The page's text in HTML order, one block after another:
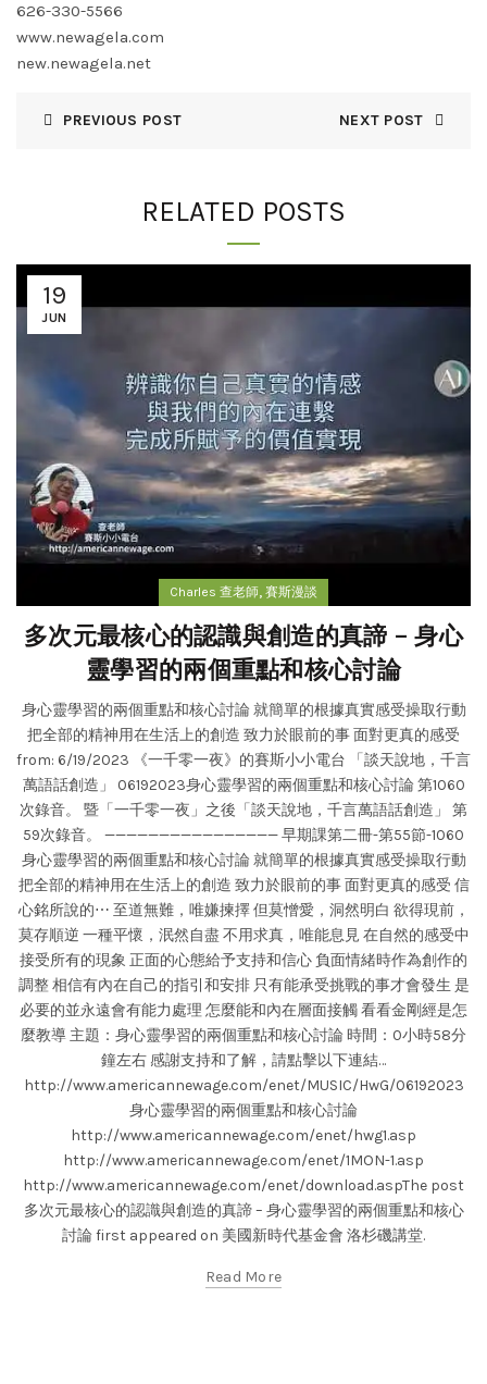
626-330-5566
www.newagela.com
new.newagela.net
PREVIOUS POST NEXT POST
RELATED POSTS
19
JUN
Charles 查老師, 賽斯漫談
多次元最核心的認識與創造的真諦 – 身心
靈學習的兩個重點和核心討論
身心靈學習的兩個重點和核心討論 就簡單的根據真實感受操取行動
把全部的精神用在生活上的創造 致力於眼前的事 面對更真的感受
from: 6/19/2023 《一千零一夜》的賽斯小小電台 「談天說地，千言
萬語話創造」 06192023身心靈學習的兩個重點和核心討論 第1060
次錄音。 暨「一千零一夜」之後「談天說地，千言萬語話創造」 第
59次錄音。 ———————————————— 早期課第二冊-第55節-1060
身心靈學習的兩個重點和核心討論 就簡單的根據真實感受操取行動
把全部的精神用在生活上的創造 致力於眼前的事 面對更真的感受 信
心銘所說的⋯ 至道無難，唯嫌揀擇 但莫憎愛，洞然明白 欲得現前，
莫存順逆 一種平懷，泯然自盡 不用求真，唯能息見 在自然的感受中
接受所有的現象 正面的心態給予支持和信心 負面情緒時作為創作的
調整 相信有內在自己的指引和安排 只有能承受挑戰的事才會發生 是
必要的並永遠會有能力處理 怎麼能和內在層面接觸 看看金剛經是怎
麼教導 主題：身心靈學習的兩個重點和核心討論 時間：0小時58分
鐘左右 感謝支持和了解，請點擊以下連結…
http://www.americannewage.com/enet/MUSIC/HwG/06192023
身心靈學習的兩個重點和核心討論
http://www.americannewage.com/enet/hwg1.asp
http://www.americannewage.com/enet/1MON-1.asp
http://www.americannewage.com/enet/download.aspThe post
多次元最核心的認識與創造的真諦 – 身心靈學習的兩個重點和核心
討論 first appeared on 美國新時代基金會 洛杉磯講堂.
Read More